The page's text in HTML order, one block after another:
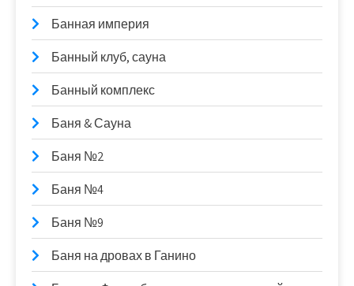
Банная империя
Банный клуб, сауна
Банный комплекс
Баня & Сауна
Баня №2
Баня №4
Баня №9
Баня на дровах в Ганино